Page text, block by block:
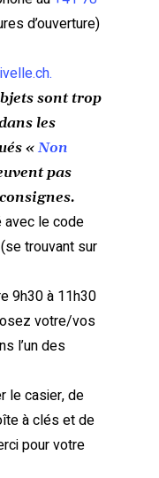
d’ouverture)
.
sont trop
les
« Non
pas
avec le code
trouvant sur
9h30 à 11h30
votre/vos
l’un des
le casier, de
à clés et de
pour votre